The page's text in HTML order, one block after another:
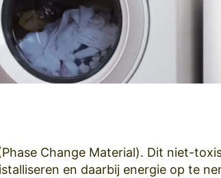
Change Material). Dit niet-
en daarbij energie op te